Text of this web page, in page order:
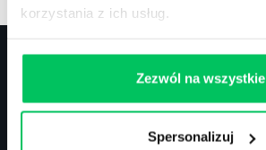
korzystania z ich usług.
Zezwól na wszystkie
Spersonalizuj
Kontakt